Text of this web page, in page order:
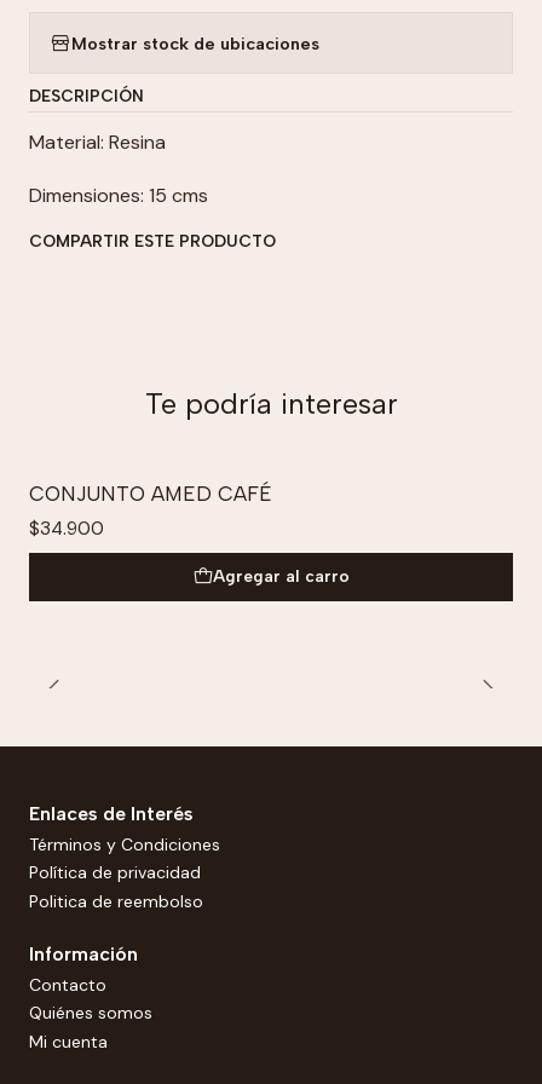
Mostrar stock de ubicaciones
DESCRIPCIÓN
Material: Resina
Dimensiones: 15 cms
COMPARTIR ESTE PRODUCTO
Te podría interesar
CONJUNTO AMED CAFÉ
$34.900
Agregar al carro
Enlaces de Interés
Términos y Condiciones
Política de privacidad
Politica de reembolso
Información
Contacto
Quiénes somos
Mi cuenta